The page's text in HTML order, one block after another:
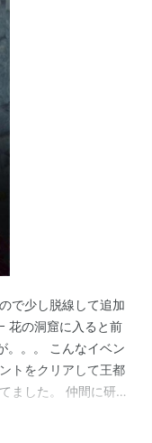
で少し脱線して追加
花の洞窟に入ると前
。。。 こんなイベン
トをクリアして王都
ました。 仲間に研究
。 そして、どこで